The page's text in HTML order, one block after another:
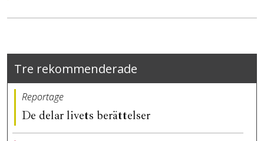
Tre rekommenderade
Reportage
De delar livets berättelser